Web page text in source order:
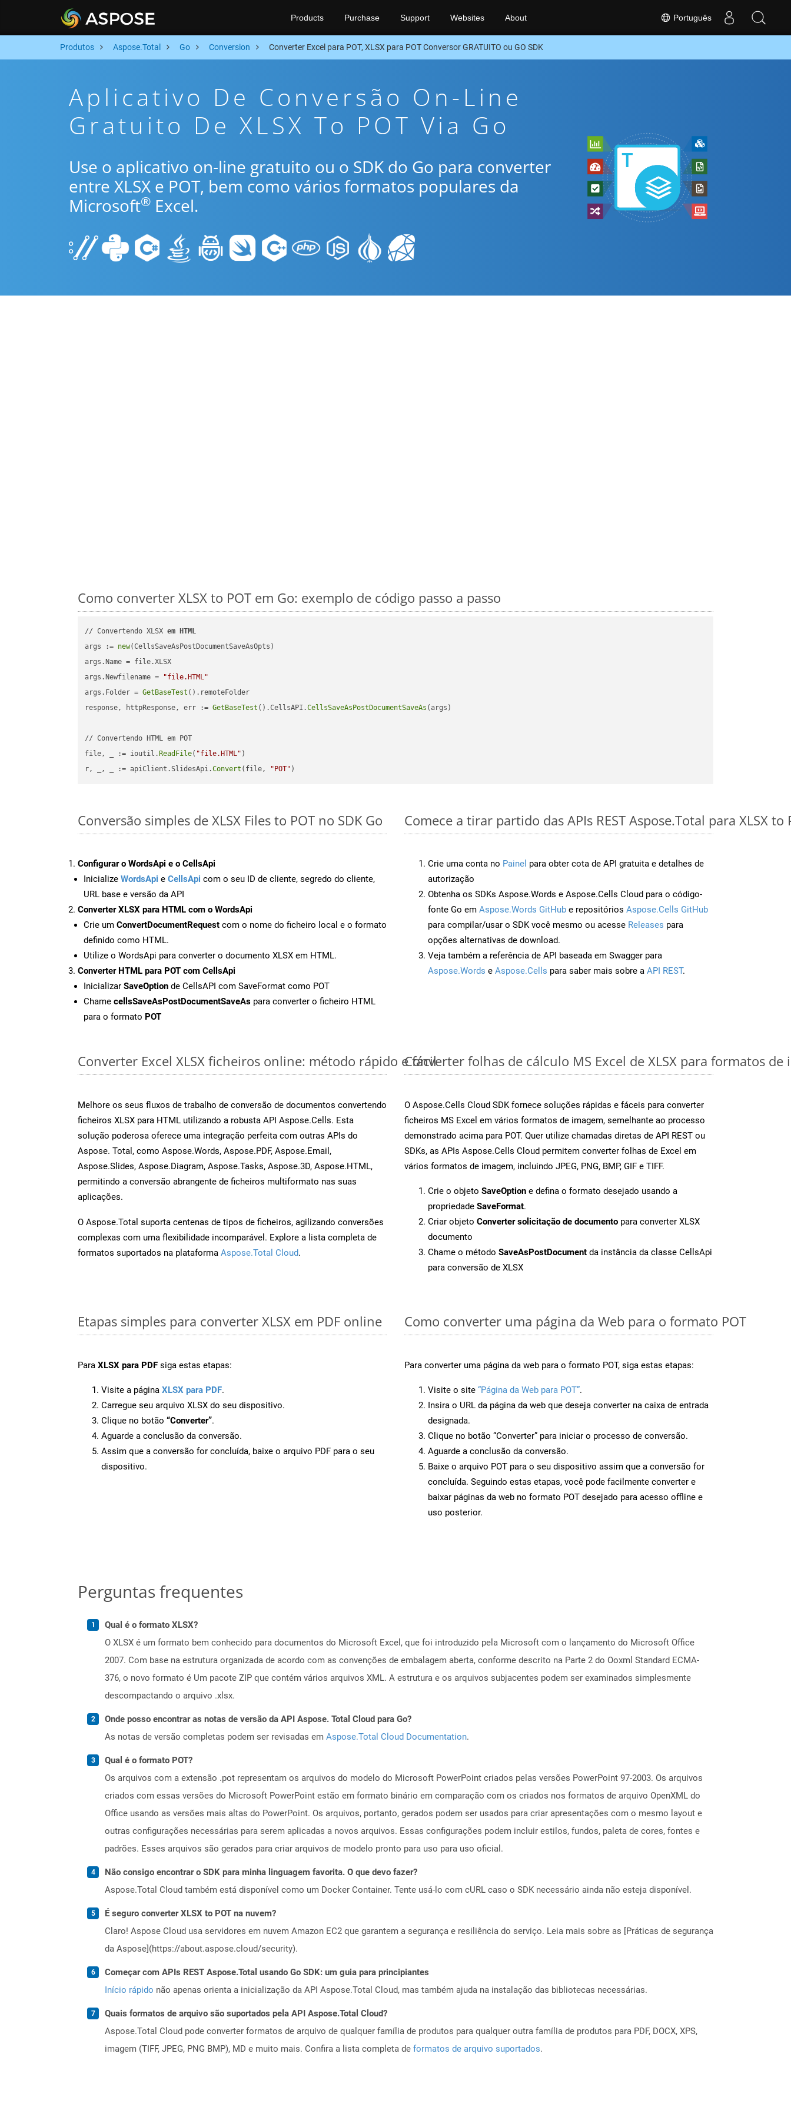
Português
Products Purchase Support Websites About
Produtos Aspose.Total Go Conversion Converter Excel para POT, XLSX para POT Conversor GRATUITO ou GO SDK
Aplicativo De Conversão On-Line
Gratuito De XLSX To POT Via Go
Use o aplicativo on-line gratuito ou o SDK do Go para converter
entre XLSX e POT, bem como vários formatos populares da
Microsoft® Excel.
Como converter XLSX to POT em Go: exemplo de código passo a passo
// Convertendo XLSX em
HTML
args := new(CellsSaveAsPostDocumentSaveAsOpts)
args.Name = file.XLSX
args.Newfilename =
"file.HTML"
args.Folder = GetBaseTest ().remoteFolder
response, httpResponse, err := GetBaseTest ().CellsAPI.CellsSaveAsPostDocumentSaveAs (args)
// Convertendo HTML em POT
file, _ := ioutil. ReadFile( "file.HTML" )
r, _, _ := apiClient.SlidesApi.Convert (file, "POT"
Conversão simples de XLSX Files to POT no SDK Go
Configurar o WordsApi e o CellsApi
Inicialize WordsApi e CellsApi com o seu ID de cliente, segredo do cliente,
URL base e versão da API
Converter XLSX para HTML com o WordsApi
Crie um ConvertDocumentRequest com o nome do ficheiro local e o formato
definido como HTML.
Utilize o WordsApi para converter o documento XLSX em HTML.
Converter HTML para POT com CellsApi
Inicializar SaveOption de CellsAPI com SaveFormat como POT
Chame cellsSaveAsPostDocumentSaveAs para converter o ficheiro HTML
para o formato POT
Comece a tirar partido das APIs REST Aspose.Total para XLSX to
Crie uma conta no Painel para obter cota de API gratuita e detalhes de
autorização
Obtenha os SDKs Aspose.Words e Aspose.Cells Cloud para o código-
fonte Go em Aspose.Words GitHub e repositórios Aspose.Cells GitHub
para compilar/usar o SDK você mesmo ou acesse Releases para
opções alternativas de download.
Veja também a referência de API baseada em Swagger para
Aspose.Words e Aspose.Cells para saber mais sobre a API REST.
Converter Excel XLSX ficheiros online: método rápido e fácil
Melhore os seus fluxos de trabalho de conversão de documentos convertendo
ficheiros XLSX para HTML utilizando a robusta API Aspose.Cells. Esta
solução poderosa oferece uma integração perfeita com outras APIs do
Aspose. Total, como Aspose.Words, Aspose.PDF, Aspose.Email,
Aspose.Slides, Aspose.Diagram, Aspose.Tasks, Aspose.3D, Aspose.HTML,
permitindo a conversão abrangente de ficheiros multiformato nas suas
aplicações.
O Aspose.Total suporta centenas de tipos de ficheiros, agilizando conversões
complexas com uma flexibilidade incomparável. Explore a lista completa de
formatos suportados na plataforma Aspose.Total Cloud.
Converter folhas de cálculo MS Excel de XLSX para formatos de
O Aspose.Cells Cloud SDK fornece soluções rápidas e fáceis para converter
ficheiros MS Excel em vários formatos de imagem, semelhante ao processo
demonstrado acima para POT. Quer utilize chamadas diretas de API REST ou
SDKs, as APIs Aspose.Cells Cloud permitem converter folhas de Excel em
vários formatos de imagem, incluindo JPEG, PNG, BMP, GIF e TIFF.
Crie o objeto SaveOption e defina o formato desejado usando a
propriedade SaveFormat.
Criar objeto Converter solicitação de documento para converter XLSX
documento
Chame o método SaveAsPostDocument da instância da classe CellsApi
para conversão de XLSX
Etapas simples para converter XLSX em PDF online
Para XLSX para PDF siga estas etapas:
Visite a página XLSX para PDF.
Carregue seu arquivo XLSX do seu dispositivo.
Clique no botão “Converter”.
Aguarde a conclusão da conversão.
Assim que a conversão for concluída, baixe o arquivo PDF para o seu
dispositivo.
Como converter uma página da Web para o formato POT
Para converter uma página da web para o formato POT, siga estas etapas:
Visite o site “Página da Web para POT”.
Insira o URL da página da web que deseja converter na caixa de entrada
designada.
Clique no botão “Converter” para iniciar o processo de conversão.
Aguarde a conclusão da conversão.
Baixe o arquivo POT para o seu dispositivo assim que a conversão for
concluída. Seguindo estas etapas, você pode facilmente converter e
baixar páginas da web no formato POT desejado para acesso offline e
uso posterior.
Perguntas frequentes
Qual é o formato XLSX?
O XLSX é um formato bem conhecido para documentos do Microsoft Excel, que foi introduzido pela Microsoft com o lançamento do Microsoft Office
2007. Com base na estrutura organizada de acordo com as convenções de embalagem aberta, conforme descrito na Parte 2 do Ooxml Standard ECMA-
376, o novo formato é Um pacote ZIP que contém vários arquivos XML. A estrutura e os arquivos subjacentes podem ser examinados simplesmente
descompactando o arquivo .xlsx.
Onde posso encontrar as notas de versão da API Aspose. Total Cloud para Go?
As notas de versão completas podem ser revisadas em Aspose.Total Cloud Documentation.
Qual é o formato POT?
Os arquivos com a extensão .pot representam os arquivos do modelo do Microsoft PowerPoint criados pelas versões PowerPoint 97-2003. Os arquivos
criados com essas versões do Microsoft PowerPoint estão em formato binário em comparação com os criados nos formatos de arquivo OpenXML do
Office usando as versões mais altas do PowerPoint. Os arquivos, portanto, gerados podem ser usados ​​para criar apresentações com o mesmo layout e
outras configurações necessárias para serem aplicadas a novos arquivos. Essas configurações podem incluir estilos, fundos, paleta de cores, fontes e
padrões. Esses arquivos são gerados para criar arquivos de modelo pronto para uso para uso oficial.
Não consigo encontrar o SDK para minha linguagem favorita. O que devo fazer?
Aspose.Total Cloud também está disponível como um Docker Container. Tente usá-lo com cURL caso o SDK necessário ainda não esteja disponível.
É seguro converter XLSX to POT na nuvem?
Claro! Aspose Cloud usa servidores em nuvem Amazon EC2 que garantem a segurança e resiliência do serviço. Leia mais sobre as [Práticas de segurança
da Aspose](https://about.aspose.cloud/security).
Começar com APIs REST Aspose.Total usando Go SDK: um guia para principiantes
Início rápido não apenas orienta a inicialização da API Aspose.Total Cloud, mas também ajuda na instalação das bibliotecas necessárias.
Quais formatos de arquivo são suportados pela API Aspose.Total Cloud?
Aspose.Total Cloud pode converter formatos de arquivo de qualquer família de produtos para qualquer outra família de produtos para PDF, DOCX, XPS,
imagem (TIFF, JPEG, PNG BMP), MD e muito mais. Confira a lista completa de formatos de arquivo suportados.